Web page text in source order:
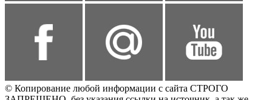
© Копирование любой информации с сайта СТРОГО